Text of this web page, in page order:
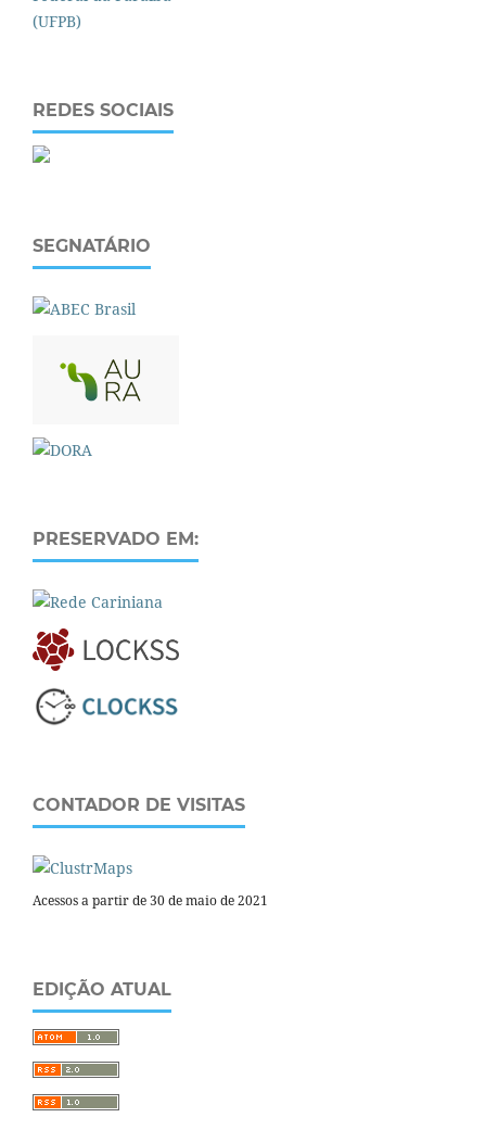
REDES SOCIAIS
SEGNATÁRIO
PRESERVADO EM:
CONTADOR DE VISITAS
Acessos a partir de 30 de maio de 2021
EDIÇÃO ATUAL